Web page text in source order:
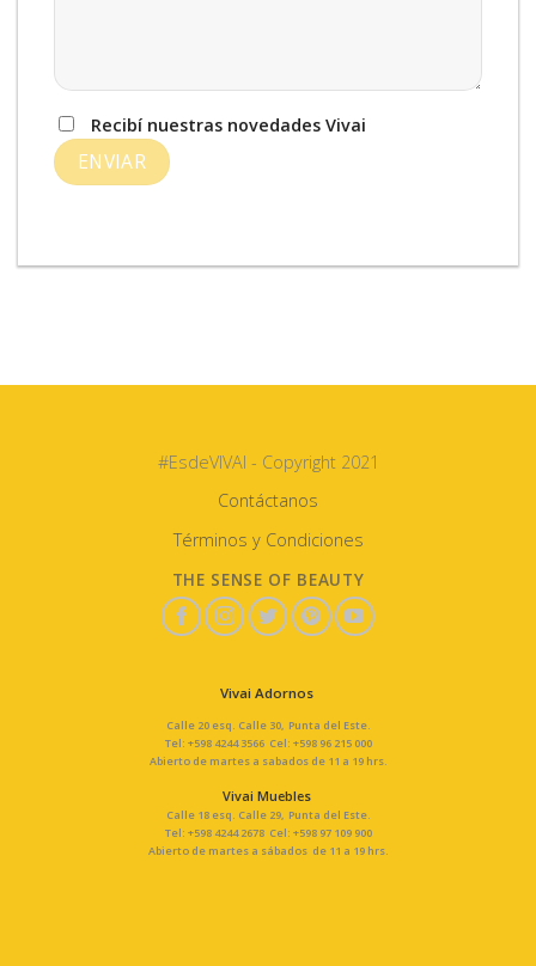
Recibí nuestras novedades Vivai
#EsdeVIVAI - Copyright 2021
Contáctanos
Términos y Condiciones
THE SENSE OF BEAUTY
Vivai Adornos
Calle 20 esq. Calle 30, Punta del Este.
Tel: +598 4244 3566 Cel: +598 96 215 000
Abierto de martes a sabados de 11 a 19 hrs.
Vivai Muebles
Calle 18 esq. Calle 29, Punta del Este.
Tel: +598 4244 2678 Cel: +598 97 109 900
Abierto de martes a sábados de 11 a 19 hrs.